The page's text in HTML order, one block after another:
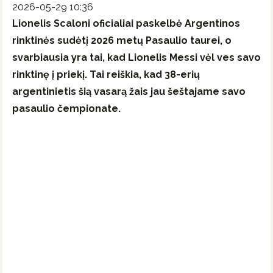
2026-05-29 10:36
Lionelis Scaloni oficialiai paskelbė Argentinos
rinktinės sudėtį 2026 metų Pasaulio taurei, o
svarbiausia yra tai, kad Lionelis Messi vėl ves savo
rinktinę į priekį. Tai reiškia, kad 38-erių
argentinietis šią vasarą žais jau šeštajame savo
pasaulio čempionate.